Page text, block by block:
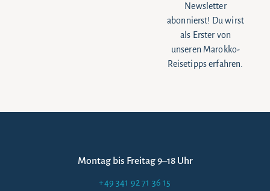
Newsletter
abonnierst! Du wirst
als Erster von
unseren Marokko-
Reisetipps erfahren.
Montag bis Freitag 9–18 Uhr
+49 341 92 71 36 15